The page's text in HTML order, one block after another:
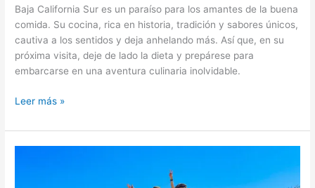
Baja California Sur es un paraíso para los amantes de la buena
comida. Su cocina, rica en historia, tradición y sabores únicos,
cautiva a los sentidos y deja anhelando más. Así que, en su
próxima visita, deje de lado la dieta y prepárese para
embarcarse en una aventura culinaria inolvidable.
Leer más »